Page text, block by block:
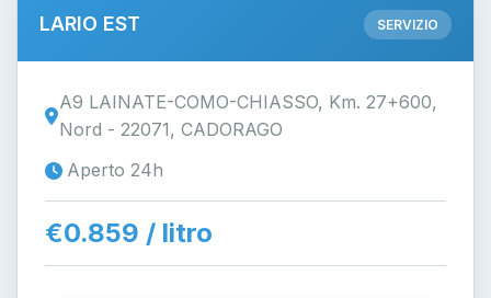
LARIO EST SERVIZIO
A9 LAINATE-COMO-CHIASSO, Km. 27+600,
Nord - 22071, CADORAGO
Aperto 24h
€0.859 / litro